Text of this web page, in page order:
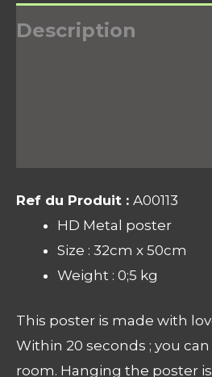
Description
Ref du Produit : A00113
HD Metal poster
Size : 32cm x 50cm
Weight : 0;5 kg
This poster is made with
Within 20 seconds ; you
room. Hanging the poster